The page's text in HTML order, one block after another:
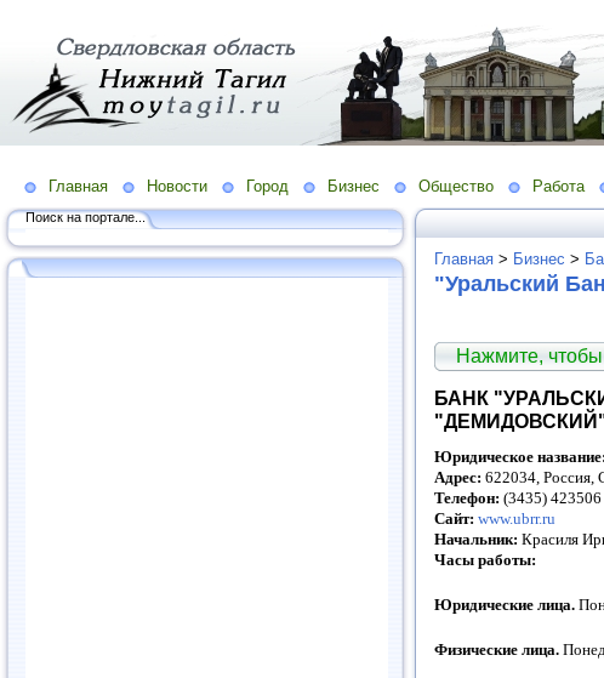
Главная Новости Город Бизнес Общество Работа
Поиск на портале...
Главная > Бизнес >
"Уральский
Нажмите,
БАНК
Юридическое название:
Адрес: 622034, Россия,
Телефон: (3435)
Сайт: www.ubrr.ru
Начальник: Красиля
Часы работы:
Юридические лица.
Физические лица.